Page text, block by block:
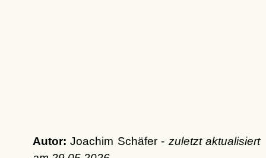
Autor: Joachim Schäfer - zuletzt aktualisiert